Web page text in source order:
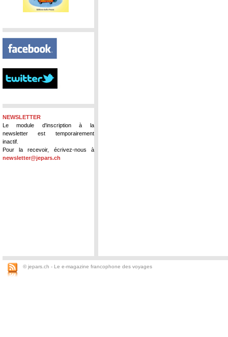
NEWSLETTER
Le module d'inscription à la
newsletter est temporairement
inactif.
Pour la recevoir, écrivez-nous à
newsletter@jepars.ch
© jepars.ch - Le e-magazine francophone des voyages